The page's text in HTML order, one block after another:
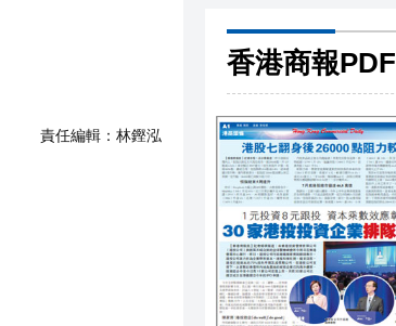
責任編輯： 林鏗泓
香港商報PDF